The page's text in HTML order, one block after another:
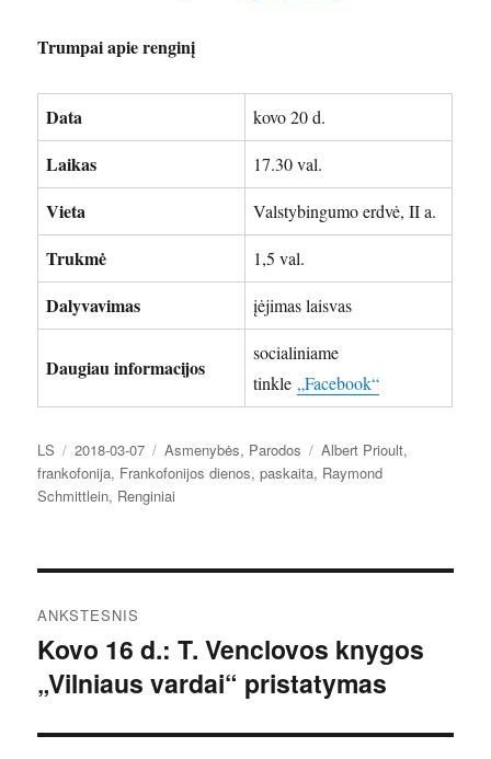
Trumpai apie renginį
Data kovo 20 d.
Laikas 17.30 val.
Vieta Valstybingumo erdvė, II a.
Trukmė 1,5 val.
Dalyvavimas įėjimas laisvas
Daugiau informacijos
socialiniame
tinkle „Facebook“
Autorius
LS Paskelbta
2018-03-07 Kategorijos
Asmenybės, Parodos Žymos
Albert Prioult,
frankofonija, Frankofonijos dienos,paskaita, Raymond
Schmittlein, Renginiai
tarp
įrašų
ANKSTESNIS
Ankstesnis
įrašas:
Kovo 16 d.: T. Venclovos knygos
„Vilniaus vardai“ pristatymas